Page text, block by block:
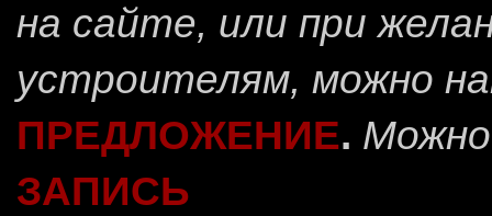
на сайте, или при
устроителям, можно
ПРЕДЛОЖЕНИЕ.
ЗАПИСЬ